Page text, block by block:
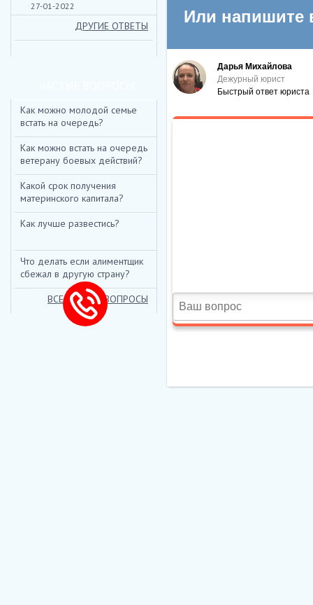
27-01-2022
ДРУГИЕ ОТВЕТЫ
Как можно молодой семье
встать на очередь?
Как можно встать на очередь
ветерану боевых действий?
Какой срок получения
материнского капитала?
Как лучше развестись?
Что делать если алиментщик
сбежал в другую страну?
ВСЕ ЧАСТЫЕ ВОПРОСЫ